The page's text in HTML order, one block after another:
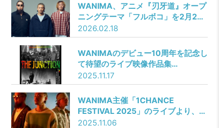
WANIMA、アニメ『刃牙道』オープ
ニングテーマ「フルボコ」を2月25
日にミニアルバムより先行配信！ジ
ャケット写真は鍛え上げられたギタ
リストKO-SHINの肉体美！
2026.02.18
WANIMAのデビュー10周年を記念し
て待望のライブ映像作品集
「WANIMA 10th Anniversary Live
Movies THE JUNCTION」リリース
決定！!
2025.11.17
WANIMA主催「1CHANCE
FESTIVAL 2025」のライブより、最
新EP収録の「Best you」映像公
2025.11.06